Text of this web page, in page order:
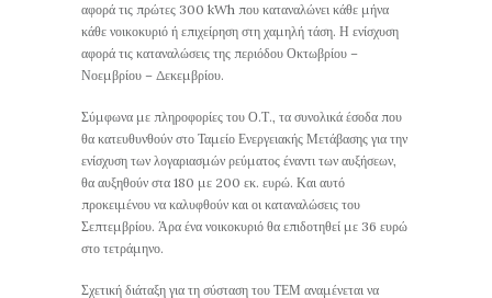
αφορά τις πρώτες 300 kWh που καταναλώνει κάθε μήνα
κάθε νοικοκυριό ή επιχείρηση στη χαμηλή τάση. Η ενίσχυση
αφορά τις καταναλώσεις της περιόδου Οκτωβρίου –
Νοεμβρίου – Δεκεμβρίου.
Σύμφωνα με πληροφορίες του Ο.Τ., τα συνολικά έσοδα που
θα κατευθυνθούν στο Ταμείο Ενεργειακής Μετάβασης για την
ενίσχυση των λογαριασμών ρεύματος έναντι των αυξήσεων,
θα αυξηθούν στα 180 με 200 εκ. ευρώ. Και αυτό
προκειμένου να καλυφθούν και οι καταναλώσεις του
Σεπτεμβρίου. Άρα ένα νοικοκυριό θα επιδοτηθεί με 36 ευρώ
στο τετράμηνο.
Σχετική διάταξη για τη σύσταση του ΤΕΜ αναμένεται να